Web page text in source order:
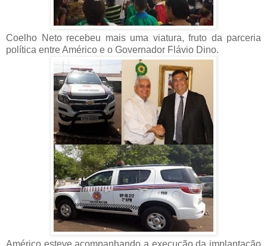
Coelho Neto recebeu mais uma viatura, fruto da parceria
política entre Américo e o Governador Flávio Dino.
Américo esteve acompanhando a execução da implantação